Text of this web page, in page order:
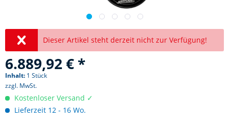
Dieser Artikel steht derzeit nicht zur Verfügung!
6.889,92 € *
Inhalt: 1 Stück
zzgl. MwSt.
Kostenloser Versand ✓
Lieferzeit 12 - 16 Wo.